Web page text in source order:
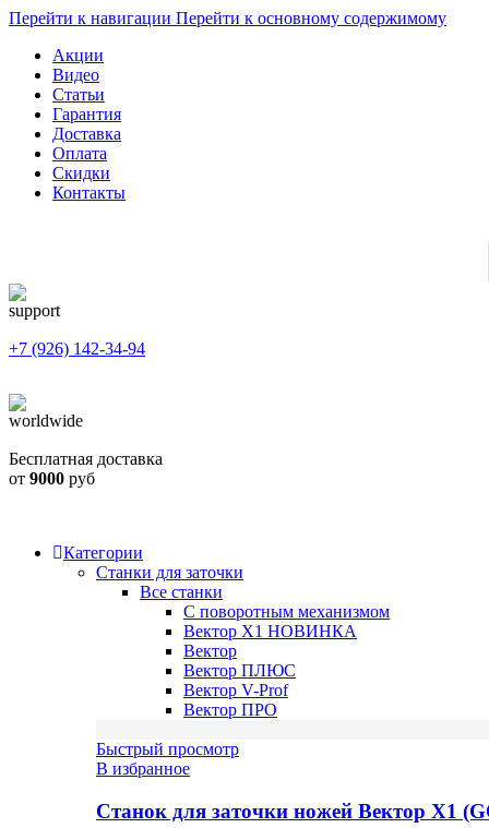
Перейти к навигации Перейти к основному содержимому
Акции
Видео
Статьи
Гарантия
Доставка
Оплата
Скидки
Контакты
+7 (926) 142-34-94
Бесплатная доставка
от 9000 руб
Категории
Станки для заточки
Все станки
С поворотным механизмом
Вектор X1 НОВИНКА
Вектор
Вектор ПЛЮС
Вектор V-Prof
Вектор ПРО
Быстрый просмотр
В избранное
Станок для заточки ножей Вектор X1